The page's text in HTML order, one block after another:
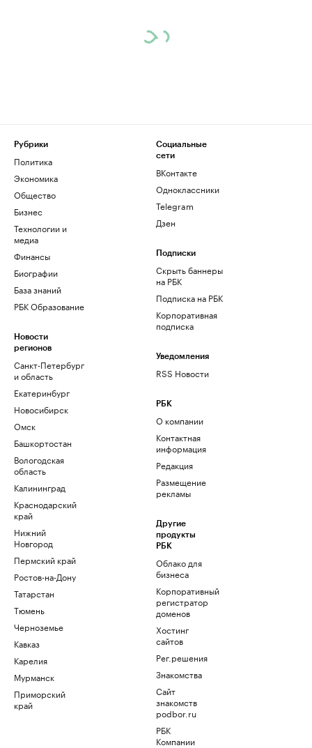
Рубрики
Политика
Экономика
Общество
Бизнес
Технологии и
медиа
Финансы
Биографии
База знаний
РБК Образование
Новости
регионов
Санкт-Петербург
и область
Екатеринбург
Новосибирск
Омск
Башкортостан
Вологодская
область
Калининград
Краснодарский
край
Нижний
Новгород
Пермский край
Ростов-на-Дону
Татарстан
Тюмень
Черноземье
Кавказ
Карелия
Мурманск
Приморский
край
Социальные
сети
ВКонтакте
Одноклассники
Telegram
Дзен
Подписки
Скрыть баннеры
на РБК
Подписка на РБК
Корпоративная
подписка
Уведомления
RSS Новости
РБК
О компании
Контактная
информация
Редакция
Размещение
рекламы
Другие
продукты
РБК
Облако для
бизнеса
Корпоративный
регистратор
доменов
Хостинг
сайтов
Рег.решения
Знакомства
Сайт
знакомств
podbor.ru
РБК
Компании